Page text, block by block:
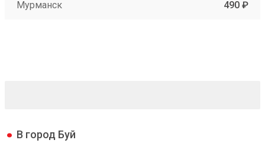
Мурманск 490 ₽
В город Буй